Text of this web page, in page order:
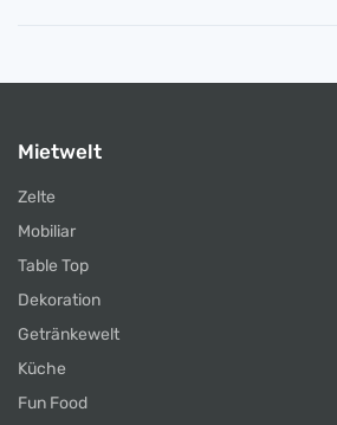
Mietwelt
Zelte
Mobiliar
Table Top
Dekoration
Getränkewelt
Küche
Fun Food